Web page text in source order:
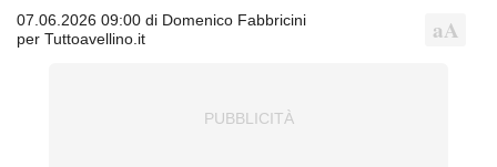
07.06.2026 09:00 di Domenico Fabbricini
per Tuttoavellino.it